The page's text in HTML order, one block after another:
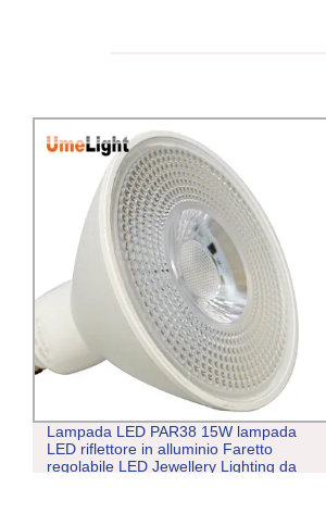
Lampada LED PAR38 15W lampada
LED riflettore in alluminio Faretto
regolabile LED Jewellery Lighting da